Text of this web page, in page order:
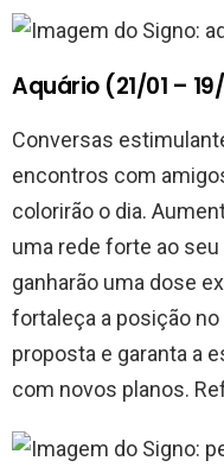
Aquário (21/01 –
Conversas
encontros com
colorirão o dia.
uma rede forte ao
ganharão uma dose
fortaleça a posição
proposta e garanta a
com novos planos.